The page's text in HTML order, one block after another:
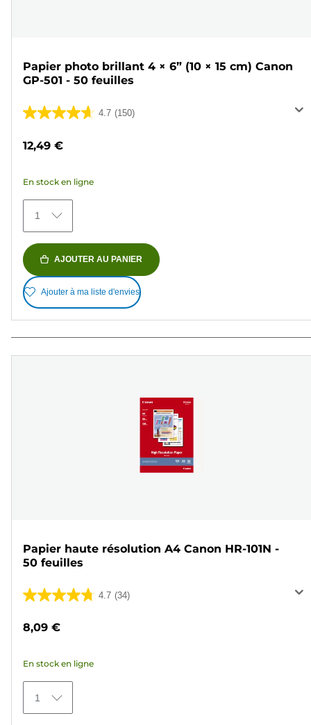
Papier photo brillant 4 × 6” (10 × 15 cm) Canon
GP-501 - 50 feuilles
4.7 (150)
4.7
5
150
avis
12,49 €
En stock en ligne
1
AJOUTER AU PANIER
Ajouter à ma liste d'envies
Papier haute résolution A4 Canon HR-101N -
50 feuilles
4.7 (34)
4.7
5
34
avis
8,09 €
En stock en ligne
1